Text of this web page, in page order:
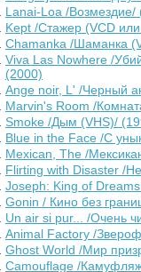
Lanai-Loa /Возмездие/
Kept /Стажер (VCD
Chamanka /Шаманка
Viva Las Nowhere /
(2000)
Ange noir, L' /Черный
Marvin's Room /
Smoke /Дым (VHS)/
Blue in the Face /С
Mexican, The /
Flirting with Disaster /
Joseph: King of
Gonin / Кино без
Un air si pur... /Очень
Animal Factory /
Ghost World /Мир
Camouflage /